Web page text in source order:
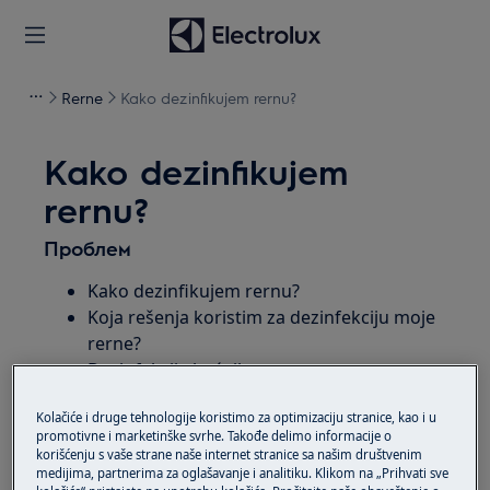
Rerne Kako dezinfikujem rernu?
Kako dezinfikujem
rernu?
Проблем
Kako dezinfikujem rernu?
Koja rešenja koristim za dezinfekciju moje
rerne?
Dezinfekcija kućnih aparata
Primenjuje se na
rerna
Kolačiće i druge tehnologije koristimo za optimizaciju stranice, kao i u
promotivne i marketinške svrhe. Takođe delimo informacije o
korišćenju s vaše strane naše internet stranice sa našim društvenim
medijima, partnerima za oglašavanje i analitiku. Klikom na „Prihvati sve